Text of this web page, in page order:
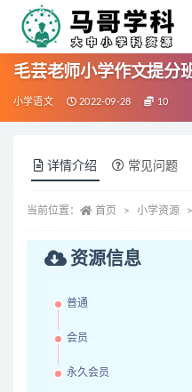
毛芸老师小学作文提分
小学语文 2022-09-28 10
详情介绍 常见问题
当前位置： 首页 小学资源
资源信息
普通
会员
永久会员
全部